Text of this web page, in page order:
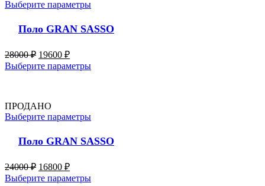
Выберите параметры
Поло GRAN SASSO
28000₽ 19600 ₽
Выберите параметры
ПРОДАНО
Выберите параметры
Поло GRAN SASSO
24000₽ 16800 ₽
Выберите параметры